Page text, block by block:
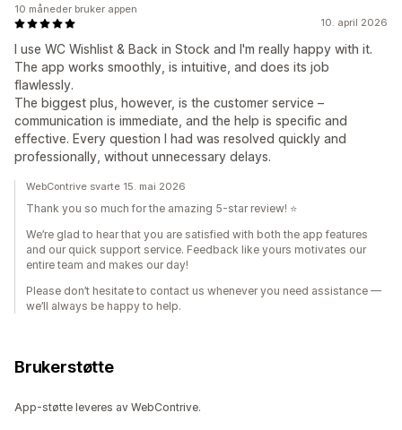
10. april 2026
I use WC Wishlist & Back in Stock and I'm really happy with it.
The app works smoothly, is intuitive, and does its job
flawlessly.
The biggest plus, however, is the customer service –
communication is immediate, and the help is specific and
effective. Every question I had was resolved quickly and
professionally, without unnecessary delays.
10 måneder bruker appen
WebContrive svarte 15. mai 2026
Thank you so much for the amazing 5-star review! ⭐
We’re glad to hear that you are satisfied with both the app features
and our quick support service. Feedback like yours motivates our
entire team and makes our day!
Please don’t hesitate to contact us whenever you need assistance —
we’ll always be happy to help.
Brukerstøtte
App-støtte leveres av WebContrive.